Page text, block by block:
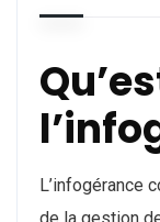
L’infogérance